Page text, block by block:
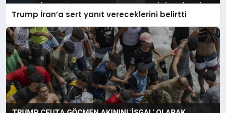
Trump İran’a sert yanıt vereceklerini belirtti